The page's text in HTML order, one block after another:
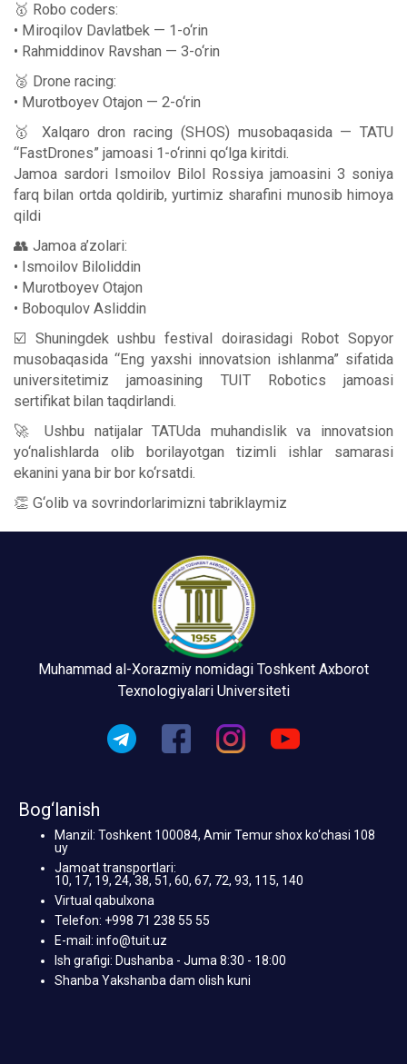
🥇 Robo coders:
• Miroqilov Davlatbek — 1-o‘rin
• Rahmiddinov Ravshan — 3-o‘rin
🥈 Drone racing:
• Murotboyev Otajon — 2-o‘rin
🥇 Xalqaro dron racing (SHOS) musobaqasida — TATU
“FastDrones” jamoasi 1-o‘rinni qo‘lga kiritdi.
Jamoa sardori Ismoilov Bilol Rossiya jamoasini 3 soniya
farq bilan ortda qoldirib, yurtimiz sharafini munosib himoya
qildi
👥 Jamoa a’zolari:
• Ismoilov Biloliddin
• Murotboyev Otajon
• Boboqulov Asliddin
☑️ Shuningdek ushbu festival doirasidagi Robot Sopyor
musobaqasida “Eng yaxshi innovatsion ishlanma” sifatida
universitetimiz jamoasining TUIT Robotics jamoasi
sertifikat bilan taqdirlandi.
🚀 Ushbu natijalar TATUda muhandislik va innovatsion
yo‘nalishlarda olib borilayotgan tizimli ishlar samarasi
ekanini yana bir bor ko‘rsatdi.
👏 G‘olib va sovrindorlarimizni tabriklaymiz
Muhammad al-Xorazmiy nomidagi Toshkent Axborot
Texnologiyalari Universiteti
Bog‘lanish
Manzil: Toshkent 100084, Amir Temur shox ko‘chasi 108
uy
Jamoat transportlari:
10, 17, 19, 24, 38, 51, 60, 67, 72, 93, 115, 140
Virtual qabulxona
Telefon: +998 71 238 55 55
E-mail: info@tuit.uz
Ish grafigi: Dushanba - Juma 8:30 - 18:00
Shanba Yakshanba dam olish kuni